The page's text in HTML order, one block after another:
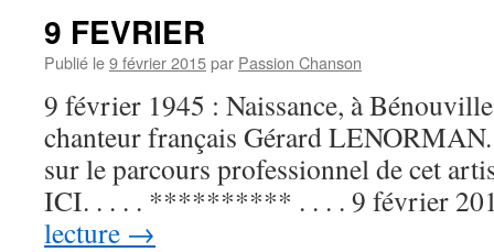
9 FEVRIER
Publié le9 février 2015par Passion Chanson
9 février 1945 : Naissance, à
chanteur français Gérard
sur le parcours professionnel de cet
ICI. . . . . ********** . . . . 9 février
lecture →